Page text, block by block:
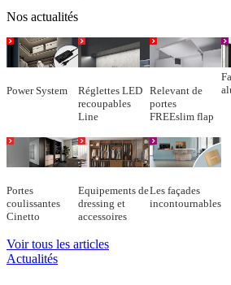
Nos actualités
Power System
Réglettes LED
recoupables
Line
Relevant de
portes
FREEslim flap
Portes
coulissantes
Cinetto
Equipements de
dressing et
accessoires
Les façades
incontournables
Voir tous les articles
Actualités